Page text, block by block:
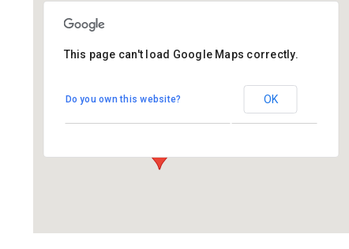
Josephstraat 7 - Breda
This page can't load Google Maps correctly.
Do you own this website? OK